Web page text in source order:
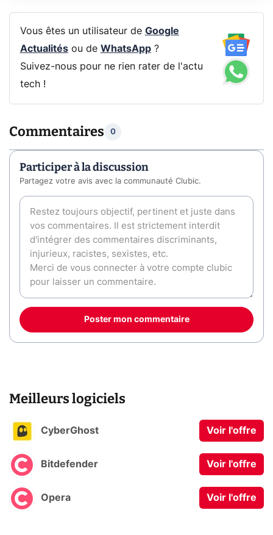
Vous êtes un utilisateur de Google
Actualitésou de WhatsApp?
Suivez-nous pour ne rien rater de l'actu
tech !
Commentaires 0
Participer à la discussion
Partagez votre avis avec la communauté Clubic.
Poster mon commentaire
Meilleurs logiciels
CyberGhost Voir l'offre
Bitdefender Voir l'offre
Opera Voir l'offre